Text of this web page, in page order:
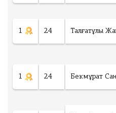
1 24 Талғатұлы
1 24 Бекмұрат